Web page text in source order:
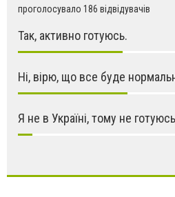
проголосувало 186 відвідувачів
Так, активно готуюсь.
Ні, вірю, що все буде
Я не в Україні, тому не